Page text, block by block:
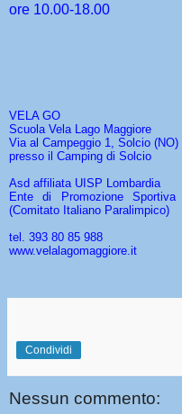
ore 10.00-18.00
VELA GO
Scuola Vela Lago Maggiore
Via al Campeggio 1, Solcio (NO)
presso il Camping di Solcio
Asd affiliata UISP Lombardia
Ente di Promozione
(Comitato Italiano Paralimpico)
tel. 393 80 85 988
www.velalagomaggiore.it
Condividi
Nessun commento: